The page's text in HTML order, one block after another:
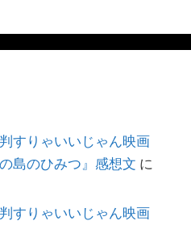
すりゃいいじゃん映画
島のひみつ』感想文 に
すりゃいいじゃん映画